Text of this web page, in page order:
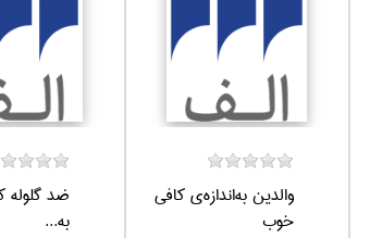
والدين به‌اندازه‌ي كافي
خوب
ضد گلوله
به...